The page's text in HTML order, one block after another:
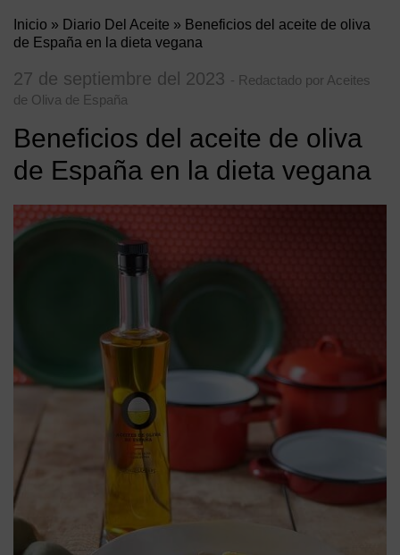
Inicio » Diario Del Aceite » Beneficios del aceite de oliva
de España en la dieta vegana
27 de septiembre del 2023 - Redactado por Aceites
de Oliva de España
Beneficios del aceite de oliva
de España en la dieta vegana